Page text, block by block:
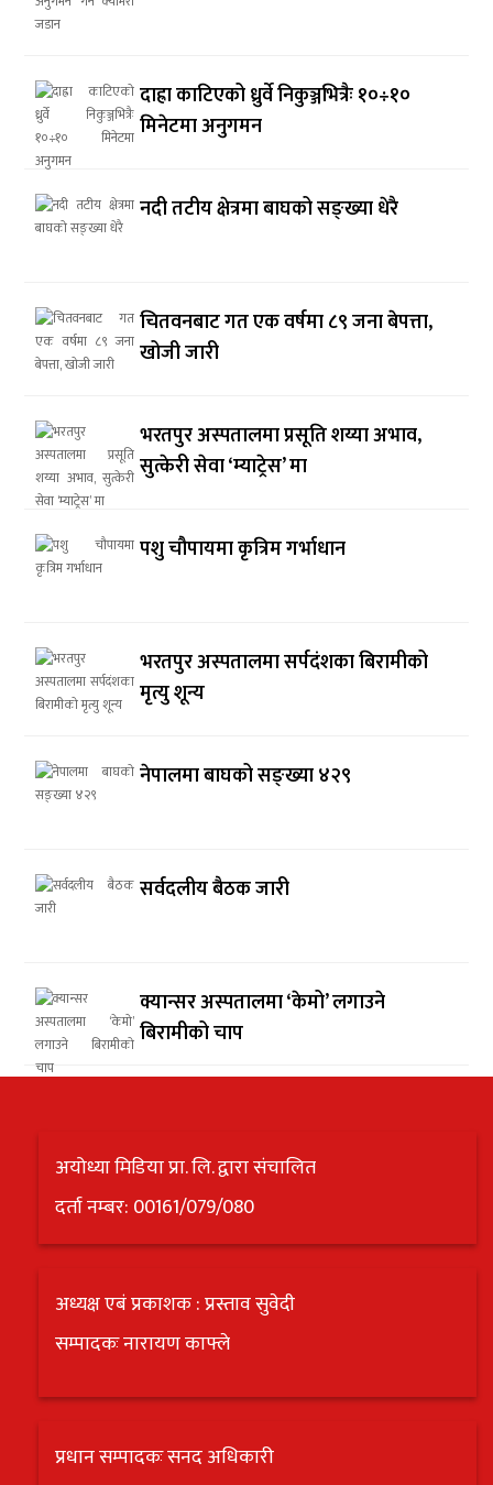
दाह्रा काटिएको ध्रुर्वे निकुञ्जभित्रैः १०÷१०
मिनेटमा अनुगमन
नदी तटीय क्षेत्रमा बाघको सङ्ख्या धेरै
चितवनबाट गत एक वर्षमा ८९ जना बेपत्ता,
खोजी जारी
भरतपुर अस्पतालमा प्रसूति शय्या अभाव,
सुत्केरी सेवा ‘म्याट्रेस’ मा
पशु चौपायमा कृत्रिम गर्भाधान
भरतपुर अस्पतालमा सर्पदंशका बिरामीको
मृत्यु शून्य
नेपालमा बाघको सङ्ख्या ४२९
सर्वदलीय बैठक जारी
क्यान्सर अस्पतालमा ‘केमो’ लगाउने
बिरामीको चाप
अयोध्या मिडिया प्रा. लि. द्वारा संचालित
दर्ता नम्बर: 00161/079/080
अध्यक्ष एबं प्रकाशक : प्रस्ताव सुवेदी
सम्पादकः नारायण काफ्ले
प्रधान सम्पादकः सनद अधिकारी